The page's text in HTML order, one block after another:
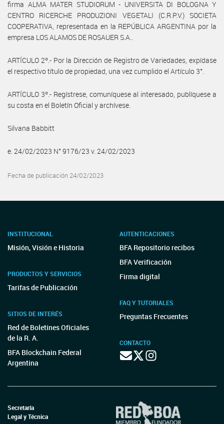
firma ALMA MATER STUDIORUM - UNIVERSITA DI BOLOGNA Y
CENTRO RICERCHE PRODUZIONI VEGETALI (C.R.P.V.) SOCIETA
COOPERATIVA, representada en la REPÚBLICA ARGENTINA por la
empresa LOS ALAMOS DE ROSAUER S.A..
ARTÍCULO 2º.- Por la Dirección de Registro de Variedades, expídase
el respectivo título de propiedad, una vez cumplido el Artículo 3°.
ARTÍCULO 3º.- Regístrese, comuníquese al interesado, publíquese a
su costa en el Boletín Oficial y archívese.
Silvana Babbitt
e. 24/02/2023 N° 9176/23 v. 24/02/2023
Fecha de publicación 24/02/2023
INSTITUCIONAL
Misión, Visión e Historia
PRODUCTOS Y SERVICIOS
Tarifas de Publicación
SITIOS DE INTERÉS
Red de Boletines Oficiales
de la R. A.
BFA Blockchain Federal
Argentina
AUTENTICACIONES
BFA Repositorio recibos
BFA Verificación
Firma digital
FAQ Y TUTORIALES
Preguntas Frecuentes
CONTACTO
Secretaría
Legal y Técnica